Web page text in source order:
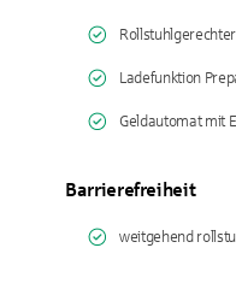
Ladefunktion
Geldautomat mit
Barrierefreiheit
weitgehend